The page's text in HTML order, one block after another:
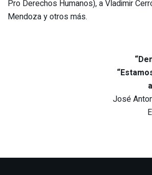
Pro Derechos Humanos), a Vladimir
Mendoza y otros más.
José